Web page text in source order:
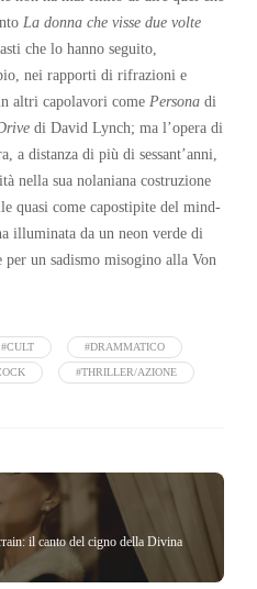
La donna che visse due volte
che lo hanno seguito,
nei rapporti di rifrazioni e
altri capolavori come Persona di
di David Lynch; ma l’opera di
a distanza di più di sessant’anni,
nella sua nolaniana costruzione
quasi come capostipite del mind-
illuminata da un neon verde di
un sadismo misogino alla Von
#CULT #DRAMMATICO
#THRILLER/AZIONE
il canto del cigno della Divina